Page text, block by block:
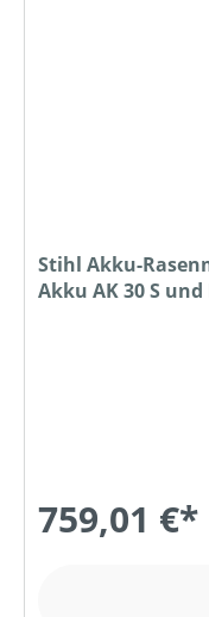
Stihl Akku-
Akku AK 30 S und
759,01 €*